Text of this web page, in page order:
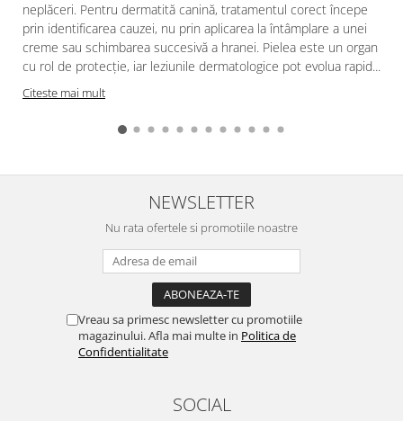
neplăceri. Pentru dermatită canină, tratamentul corect începe
prin identificarea cauzei, nu prin aplicarea la întâmplare a unei
creme sau schimbarea succesivă a hranei. Pielea este un organ
cu rol de protecție, iar leziunile dermatologice pot evolua rapid...
Citeste mai mult
NEWSLETTER
Nu rata ofertele si promotiile noastre
Vreau sa primesc newsletter cu promotiile
magazinului. Afla mai multe in Politica de
Confidentialitate
SOCIAL